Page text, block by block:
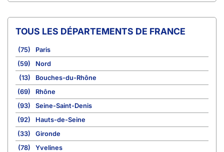
TOUS LES DÉPARTEMENTS DE FRANCE
(75)
Paris
(59)
Nord
(13)
Bouches-du-Rhône
(69)
Rhône
(93)
Seine-Saint-Denis
(92)
Hauts-de-Seine
(33)
Gironde
(78)
Yvelines